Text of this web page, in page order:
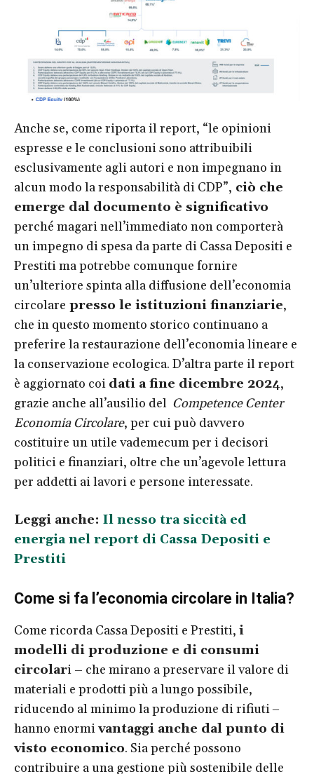
Anche se, come riporta il report, “le opinioni
espresse e le conclusioni sono attribuibili
esclusivamente agli autori e non impegnano in
alcun modo la responsabilità di CDP”, ciò che
emerge dal documento è significativo
perché magari nell’immediato non comporterà
un impegno di spesa da parte di Cassa Depositi e
Prestiti ma potrebbe comunque fornire
un’ulteriore spinta alla diffusione dell’economia
circolare presso le istituzioni finanziarie,
che in questo momento storico continuano a
preferire la restaurazione dell’economia lineare e
la conservazione ecologica. D’altra parte il report
è aggiornato coi dati a fine dicembre 2024,
grazie anche all’ausilio del Competence Center
Economia Circolare, per cui può davvero
costituire un utile vademecum per i decisori
politici e finanziari, oltre che un’agevole lettura
per addetti ai lavori e persone interessate.
Leggi anche: Il nesso tra siccità ed
energia nel report di Cassa Depositi e
Prestiti
Come si fa l’economia circolare in Italia?
Come ricorda Cassa Depositi e Prestiti, i
modelli di produzione e di consumi
circolari – che mirano a preservare il valore di
materiali e prodotti più a lungo possibile,
riducendo al minimo la produzione di rifiuti ‒
hanno enormivantaggi anche dal punto di
visto economico. Sia perché possono
contribuire a una gestione più sostenibile delle